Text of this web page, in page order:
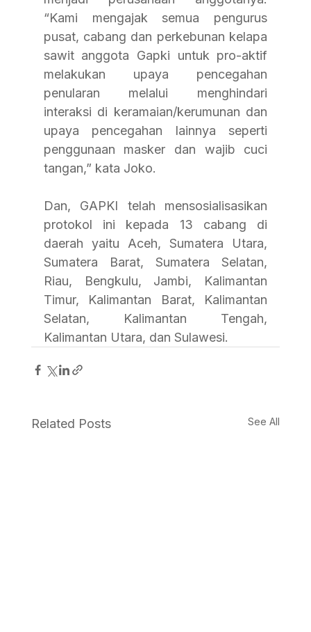
“Kami mengajak semua pengurus
pusat, cabang dan perkebunan kelapa
sawit anggota Gapki untuk pro-aktif
melakukan upaya pencegahan
penularan melalui menghindari
interaksi di keramaian/kerumunan dan
upaya pencegahan lainnya seperti
penggunaan masker dan wajib cuci
tangan,” kata Joko.
Dan, GAPKI telah mensosialisasikan
protokol ini kepada 13 cabang di
daerah yaitu Aceh, Sumatera Utara,
Sumatera Barat, Sumatera Selatan,
Riau, Bengkulu, Jambi, Kalimantan
Timur, Kalimantan Barat, Kalimantan
Selatan, Kalimantan Tengah,
Kalimantan Utara, dan Sulawesi.
Related Posts See All